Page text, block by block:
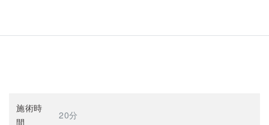
施術時
間
20分